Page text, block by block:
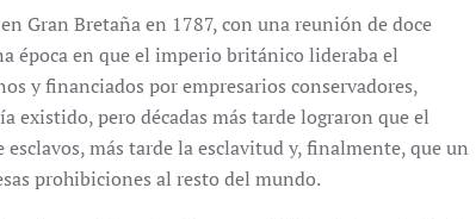
Gran Bretaña en 1787, con una reunión de doce
época en que el imperio británico lideraba el
y financiados por empresarios conservadores,
existido, pero décadas más tarde lograron que el
más tarde la esclavitud y, finalmente, que un
prohibiciones al resto del mundo.